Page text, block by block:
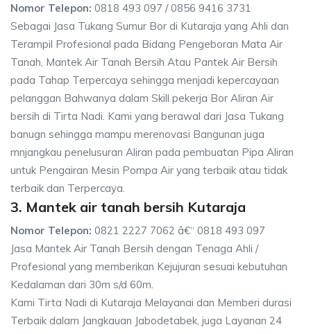
Nomor Telepon: 0818 493 097 / 0856 9416 3731
Sebagai Jasa Tukang Sumur Bor di Kutaraja yang Ahli dan
Terampil Profesional pada Bidang Pengeboran Mata Air
Tanah, Mantek Air Tanah Bersih Atau Pantek Air Bersih
pada Tahap Terpercaya sehingga menjadi kepercayaan
pelanggan Bahwanya dalam Skill pekerja Bor Aliran Air
bersih di Tirta Nadi. Kami yang berawal dari Jasa Tukang
banugn sehingga mampu merenovasi Bangunan juga
mnjangkau penelusuran Aliran pada pembuatan Pipa Aliran
untuk Pengairan Mesin Pompa Air yang terbaik atau tidak
terbaik dan Terpercaya.
3. Mantek air tanah bersih Kutaraja
Nomor Telepon: 0821 2227 7062 â€“ 0818 493 097
Jasa Mantek Air Tanah Bersih dengan Tenaga Ahli /
Profesional yang memberikan Kejujuran sesuai kebutuhan
Kedalaman dari 30m s/d 60m.
Kami Tirta Nadi di Kutaraja Melayanai dan Memberi durasi
Terbaik dalam Jangkauan Jabodetabek, juga Layanan 24